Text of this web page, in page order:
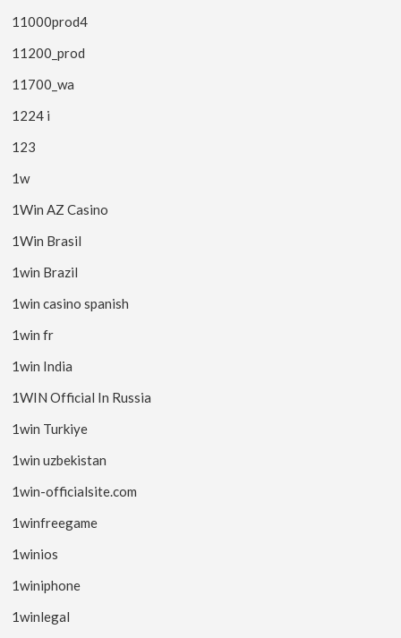
11000prod4
11200_prod
11700_wa
1224 i
123
1w
1Win AZ Casino
1Win Brasil
1win Brazil
1win casino spanish
1win fr
1win India
1WIN Official In Russia
1win Turkiye
1win uzbekistan
1win-officialsite.com
1winfreegame
1winios
1winiphone
1winlegal